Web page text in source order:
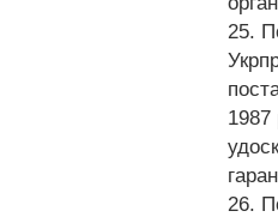
25.
1987
26.